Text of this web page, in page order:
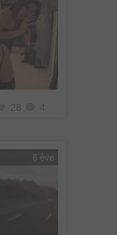
28
6 éve